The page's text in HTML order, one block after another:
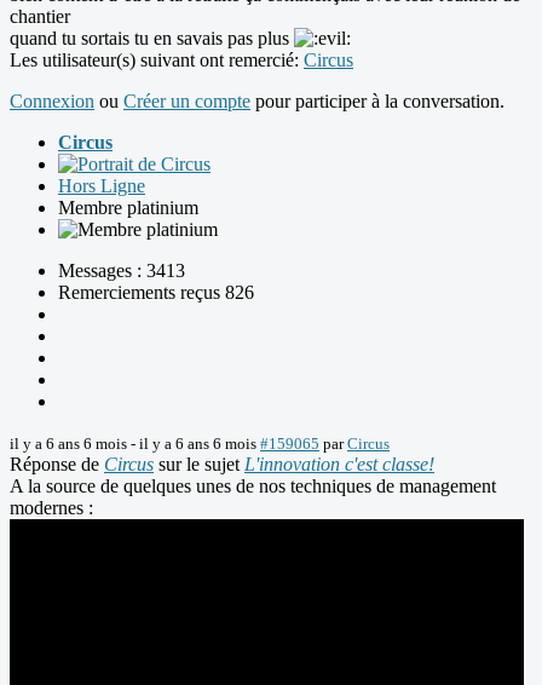
chantier
quand tu sortais tu en savais pas plus
Les utilisateur(s) suivant ont remercié: Circus
Connexion ou Créer un compte pour participer à la conversation.
Circus
Hors Ligne
Membre platinium
Messages : 3413
Remerciements reçus 826
il y a 6 ans 6 mois - il y a 6 ans 6 mois #159065 parCircus
Réponse de Circus sur le sujet L'innovation c'est classe!
A la source de quelques unes de nos techniques de management
modernes :